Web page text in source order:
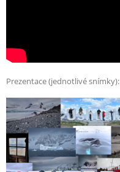
Prezentace (jednotlivé snímky):